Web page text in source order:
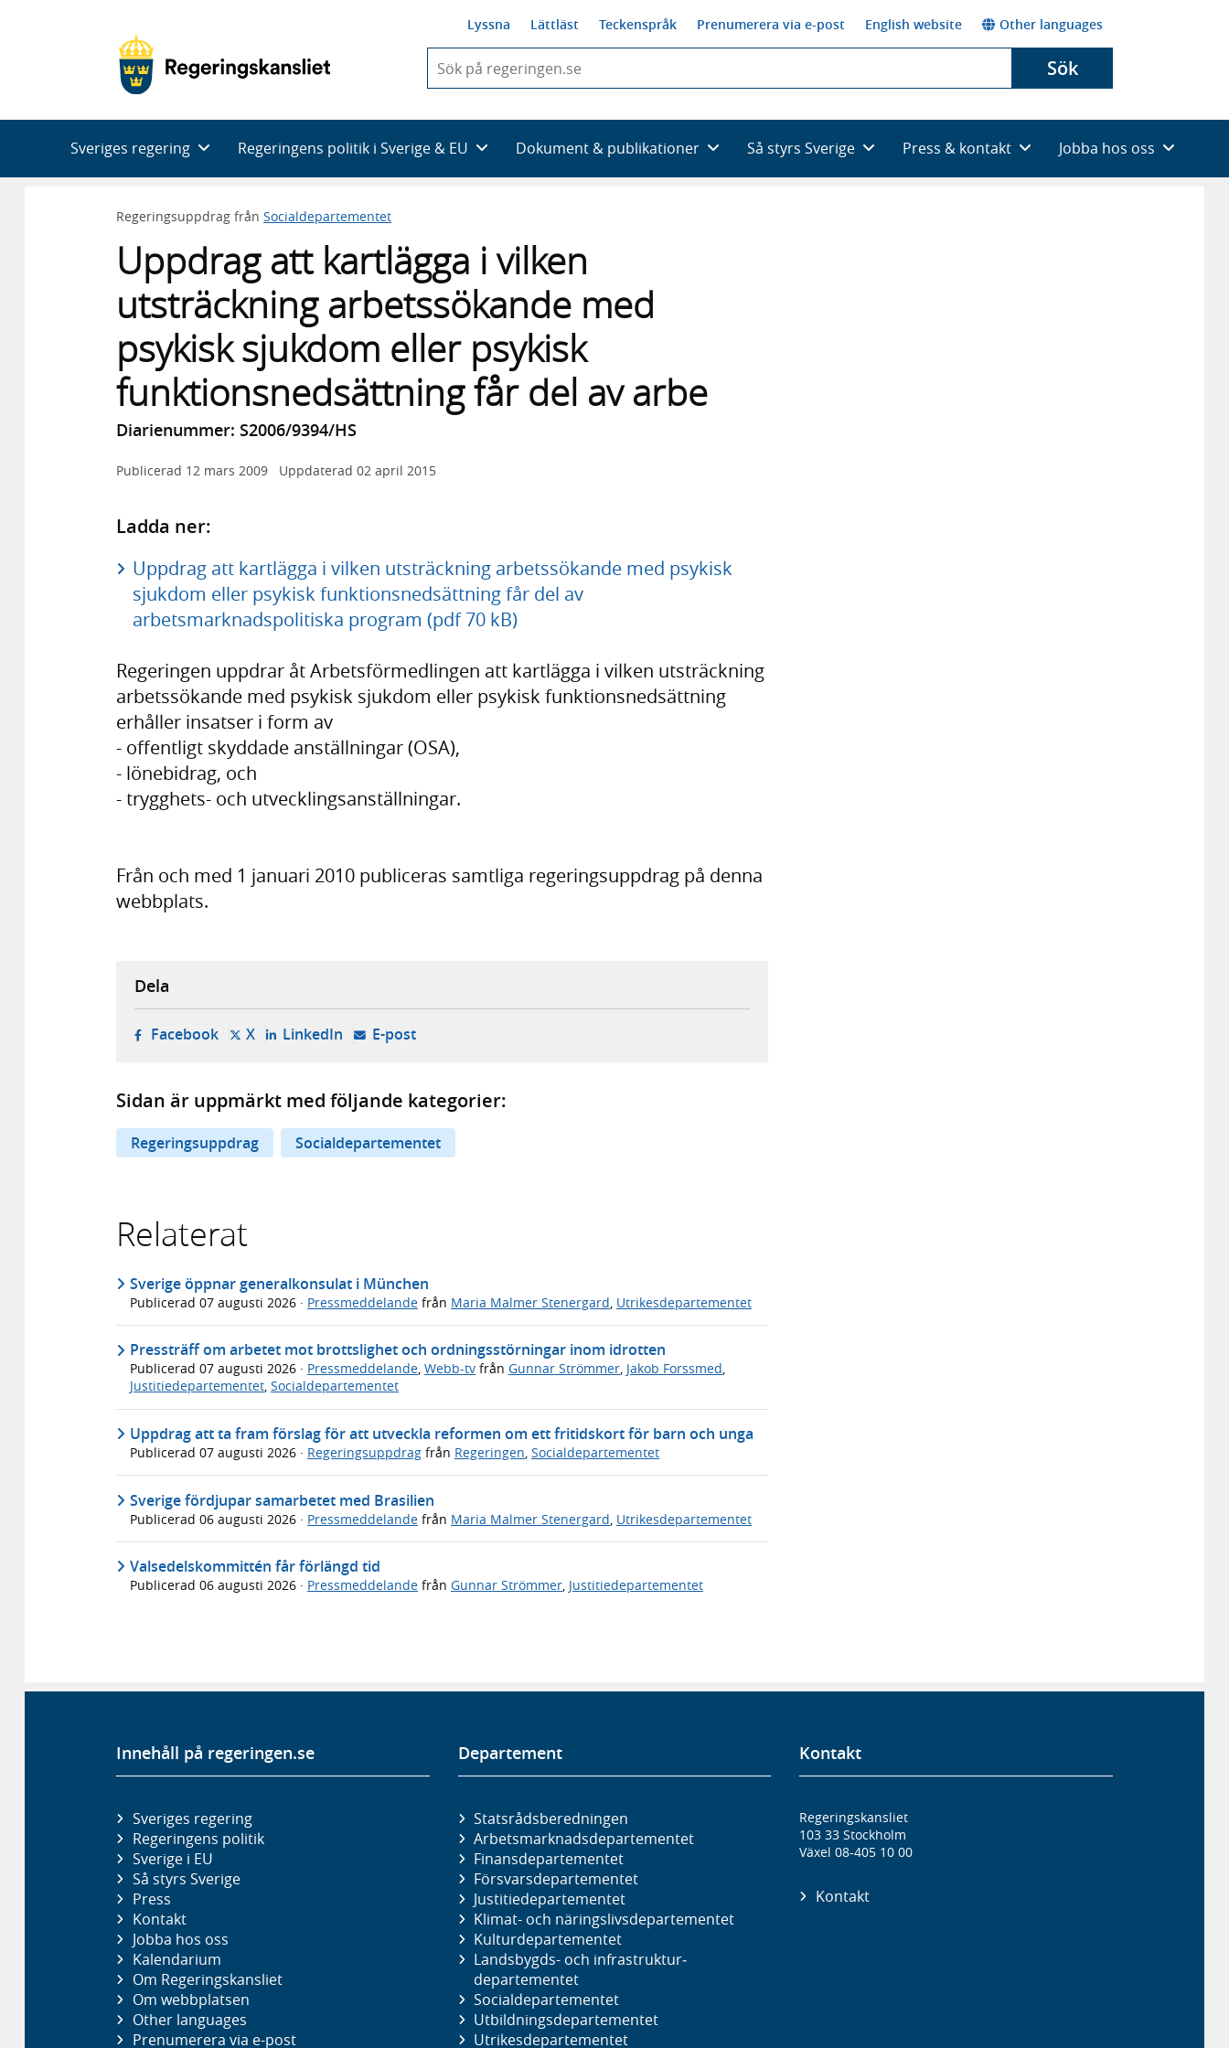
Lyssna Lättläst Teckenspråk Prenumerera via e-post English website Other languages
du
skriva
framträder
en
Sök
Sveriges regering Regeringens politik i Sverige & EU Dokument & publikationer Så styrs Sverige Press & kontakt Jobba hos oss
Regeringsuppdrag från Socialdepartementet
Uppdrag att kartlägga i vilken
utsträckning arbetssökande med
psykisk sjukdom eller psykisk
funktionsnedsättning får del av arbe
Diarienummer: S2006/9394/HS
Publicerad 12 mars 2009 Uppdaterad 02 april 2015
Ladda ner:
Uppdrag att kartlägga i vilken utsträckning arbetssökande med psykisk
sjukdom eller psykisk funktionsnedsättning får del av
arbetsmarknadspolitiska program (pdf 70 kB)
Regeringen uppdrar åt Arbetsförmedlingen att kartlägga i vilken utsträckning
arbetssökande med psykisk sjukdom eller psykisk funktionsnedsättning
erhåller insatser i form av
- offentligt skyddade anställningar (OSA),
- lönebidrag, och
- trygghets- och utvecklingsanställningar.
Från och med 1 januari 2010 publiceras samtliga regeringsuppdrag på denna
webbplats.
Dela
Facebook- öppnas i ny flik, extern webbplats,
X- öppnas i ny flik, extern webbplats,
LinkedIn- öppnas i ny flik, extern webbplats,
E-post- öppnar din e-postklient,
Sidan är uppmärkt med följande kategorier:
Regeringsuppdrag Socialdepartementet
Relaterat
Sverige öppnar generalkonsulat i München
Publicerad 07 augusti 2026 · Pressmeddelande från Maria Malmer Stenergard Utrikesdepartementet
Pressträff om arbetet mot brottslighet och ordningsstörningar inom idrotten
Publicerad 07 augusti 2026 · Pressmeddelande, Webb-tv från Gunnar Strömmer, Jakob Forssmed,
Justitiedepartementet, Socialdepartementet
Uppdrag att ta fram förslag för att utveckla reformen om ett fritidskort för barn och unga
Publicerad 07 augusti 2026 · Regeringsuppdrag från Regeringen, Socialdepartementet
Sverige fördjupar samarbetet med Brasilien
Publicerad 06 augusti 2026 · Pressmeddelande från Maria Malmer Stenergard Utrikesdepartementet
Valsedelskommittén får förlängd tid
Publicerad 06 augusti 2026 · Pressmeddelande från Gunnar Strömmer, Justitiedepartementet
Innehåll på regeringen.se
Sveriges regering
Regeringens politik
Sverige i EU
Så styrs Sverige
Press
Kontakt
Jobba hos oss
Kalendarium
Om Regeringskansliet
Om webbplatsen
Other languages
Prenumerera via e-post
Departement
Statsrådsberedningen
Arbetsmarknads­departementet
Finans­departementet
Försvars­departementet
Justitie­departementet
Klimat- och näringslivs­departementet
Kultur­departementet
Landsbygds- och infrastruktur­
departementet
Social­departementet
Utbildnings­departementet
Utrikes­departementet
Kontakt
Regeringskansliet
103 33 Stockholm
Växel 08-405 10 00
Kontakt